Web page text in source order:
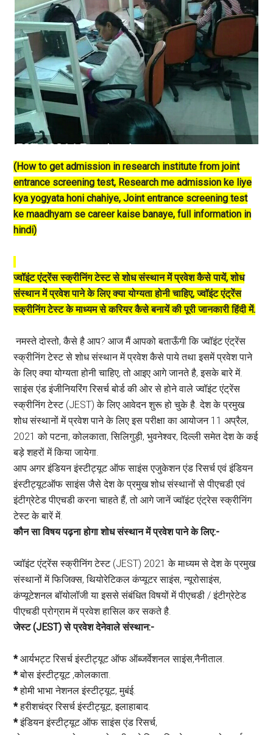
(How to get admission in research institute from joint
entrance screening test, Research me admission ke liye
kya yogyata honi chahiye, Joint entrance screening test
ke maadhyam se career kaise banaye, full information in
hindi)
ज्वॉइंट एंट्रेंस स्क्रीनिंग टेस्ट से शोध संस्थान में प्रवेश कैसे पायें, शोध
संस्थान में प्रवेश पाने के लिए क्या योग्यता होनी चाहिए, ज्वॉइंट एंट्रेंस
स्क्रीनिंग टेस्ट के माध्यम से करियर कैसे बनायें की पूरी जानकारी हिंदी में.
नमस्ते दोस्तो, कैसे है आप? आज मैं आपको बताऊँगी कि ज्वॉइंट एंट्रेंस
स्क्रीनिंग टेस्ट से शोध संस्थान में प्रवेश कैसे पाये तथा इसमें प्रवेश पाने
के लिए क्या योग्यता होनी चाहिए, तो आइए आगे जानते है, इसके बारे में.
साइंस एंड इंजीनियरिंग रिसर्च बोर्ड की ओर से होने वाले ज्वॉइंट एंट्रेंस
स्क्रीनिंग टेस्ट (JEST) के लिए आवेदन शुरू हो चुके है. देश के प्रमुख
शोध संस्थानों में प्रवेश पाने के लिए इस परीक्षा का आयोजन 11 अप्रैल,
2021 को पटना, कोलकाता, सिलिगुड़ी, भुवनेश्वर, दिल्ली समेत देश के कई
बड़े शहरों में किया जायेगा.
आप अगर इंडियन इंस्टीट्यूट ऑफ साइंस एजुकेशन एंड रिसर्च एवं इंडियन
इंस्टीट्यूटऑफ साइंस जैसे देश के प्रमुख शोध संस्थानों से पीएचडी एवं
इंटीग्रेटेड पीएचडी करना चाहते हैं, तो आगे जानें ज्वॉइंट एंट्रेस स्क्रीनिंग
टेस्ट के बारें में.
कौन सा विषय पढ़ना होगा शोध संस्थान में प्रवेश पाने के लिए:-
ज्वॉइंट एंट्रेंस स्क्रीनिंग टेस्ट (JEST) 2021 के माध्यम से देश के प्रमुख
संस्थानों में फिजिक्स, थियोरेटिकल कंप्यूटर साइंस, न्यूरोसाइंस,
कंप्यूटेशनल बॉयोलॉजी या इससे संबंधित विषयों में पीएचडी / इंटीग्रेटेड
पीएचडी प्रोग्राम में प्रवेश हासिल कर सकते है.
जेस्ट (JEST) से प्रवेश देनेवाले संस्थान:-
*आर्यभट्ट रिसर्च इंस्टीट्यूट ऑफ ऑब्जर्वेशनल साइंस,नैनीताल.
*बोस इंस्टीट्यूट ,कोलकाता.
*होमी भाभा नेशनल इंस्टीट्यूट, मुबंई.
*हरीशचंद्र रिसर्च इंस्टीट्यूट, इलाहाबाद.
*इंडियन इंस्टीट्यूट ऑफ साइंस एंड रिसर्च,